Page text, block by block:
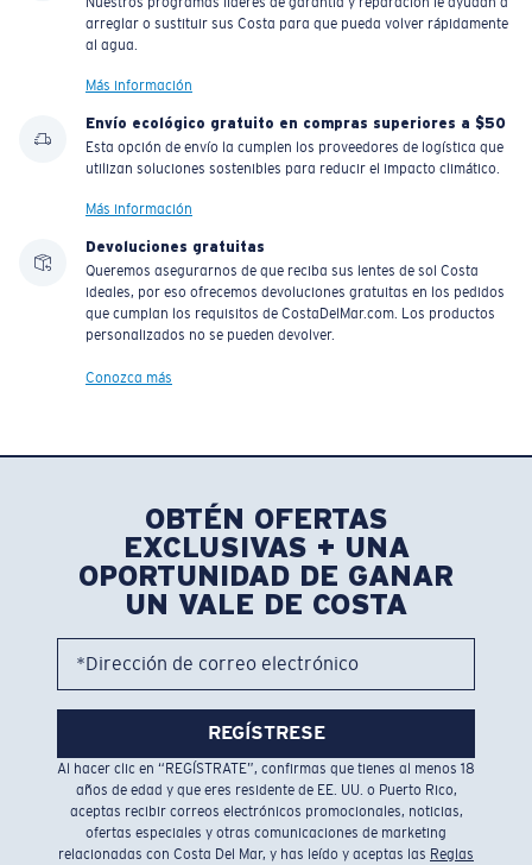
arreglar o sustituir sus Costa para que pueda volver rápidamente
al agua.
Más información
Envío ecológico gratuito en compras superiores a $50
Esta opción de envío la cumplen los proveedores de logística que
utilizan soluciones sostenibles para reducir el impacto climático.
Más información
Devoluciones gratuitas
Queremos asegurarnos de que reciba sus lentes de sol Costa
ideales, por eso ofrecemos devoluciones gratuitas en los pedidos
que cumplan los requisitos de CostaDelMar.com. Los productos
personalizados no se pueden devolver.
Conozca más
OBTÉN OFERTAS
EXCLUSIVAS + UNA
OPORTUNIDAD DE GANAR
UN VALE DE COSTA
*Dirección de correo electrónico
REGÍSTRESE
Al hacer clic en “REGÍSTRATE”, confirmas que tienes al menos 18
años de edad y que eres residente de EE. UU. o Puerto Rico,
aceptas recibir correos electrónicos promocionales, noticias,
ofertas especiales y otras comunicaciones de marketing
relacionadas con Costa Del Mar, y has leído y aceptas las Reglas